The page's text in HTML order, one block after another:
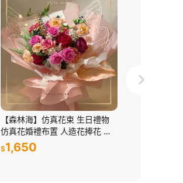
【森林海】仿真花束 生日禮物
仿真花婚禮布置 人造花捧花 假
花裝飾 永生花束 人造花花束 仿
真花擺拍道具
$1,650